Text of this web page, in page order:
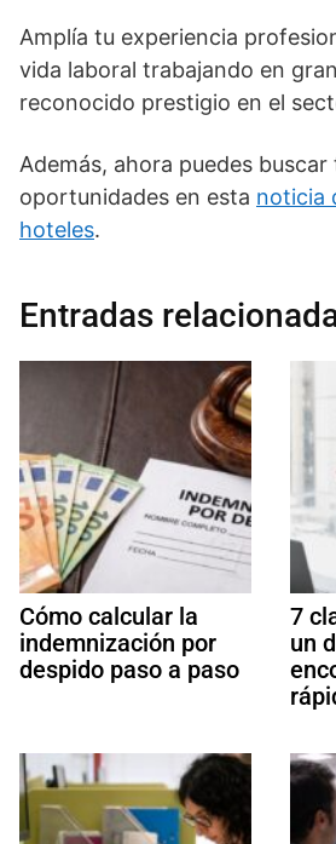
Amplía tu experiencia
vida laboral trabajando en
reconocido prestigio en el
Además, ahora puedes
oportunidades en esta noticia
hoteles.
Entradas
Cómo calcular la
indemnización por
despido paso a paso
7
un